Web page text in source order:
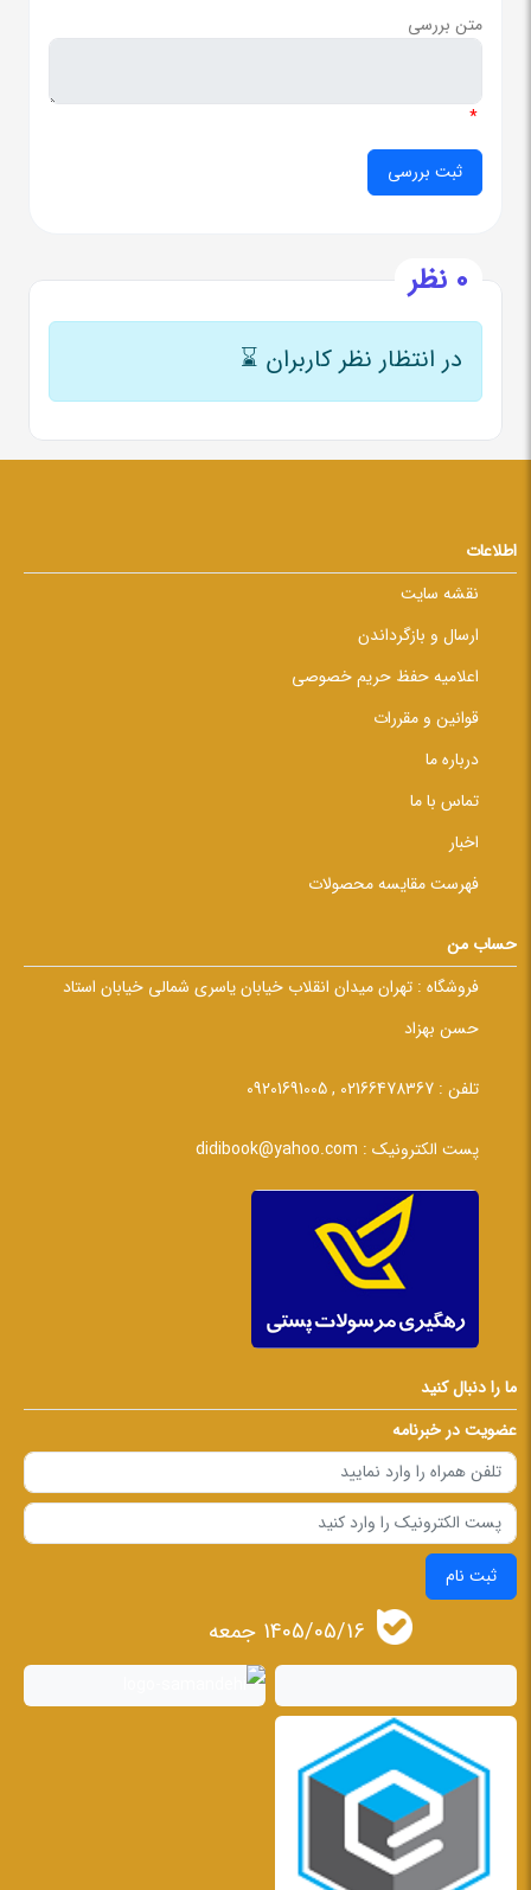
متن بررسی
*
0 نظر
در انتظار نظر کاربران ⌛
اطلاعات
نقشه سایت
ارسال و بازگرداندن
اعلامیه حفظ حریم خصوصی
قوانین و مقررات
درباره ما
تماس با ما
اخبار
فهرست مقایسه محصولات
حساب من
فروشگاه : تهران میدان انقلاب خیابان یاسری شمالی خیابان استاد
حسن بهزاد
تلفن : 02166478367 , 09201691005
پست الکترونیک : didibook@yahoo.com
ما را دنبال کنید
عضویت در خبرنامه
ثبت نام
1405/05/16 جمعه